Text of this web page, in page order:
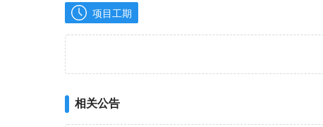
项目工期
相关公告